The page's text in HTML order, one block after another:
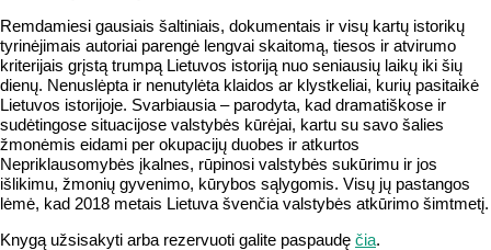
Remdamiesi gausiais šaltiniais, dokumentais ir visų kartų istorikų
tyrinėjimais autoriai parengė lengvai skaitomą, tiesos ir atvirumo
kriterijais grįstą trumpą Lietuvos istoriją nuo seniausių laikų iki šių
dienų. Nenuslėpta ir nenutylėta klaidos ar klystkeliai, kurių pasitaikė
Lietuvos istorijoje. Svarbiausia – parodyta, kad dramatiškose ir
sudėtingose situacijose valstybės kūrėjai, kartu su savo šalies
žmonėmis eidami per okupacijų duobes ir atkurtos
Nepriklausomybės įkalnes, rūpinosi valstybės sukūrimu ir jos
išlikimu, žmonių gyvenimo, kūrybos sąlygomis. Visų jų pastangos
lėmė, kad 2018 metais Lietuva švenčia valstybės atkūrimo šimtmetį.
Knygą užsisakyti arba rezervuoti galite paspaudę čia.